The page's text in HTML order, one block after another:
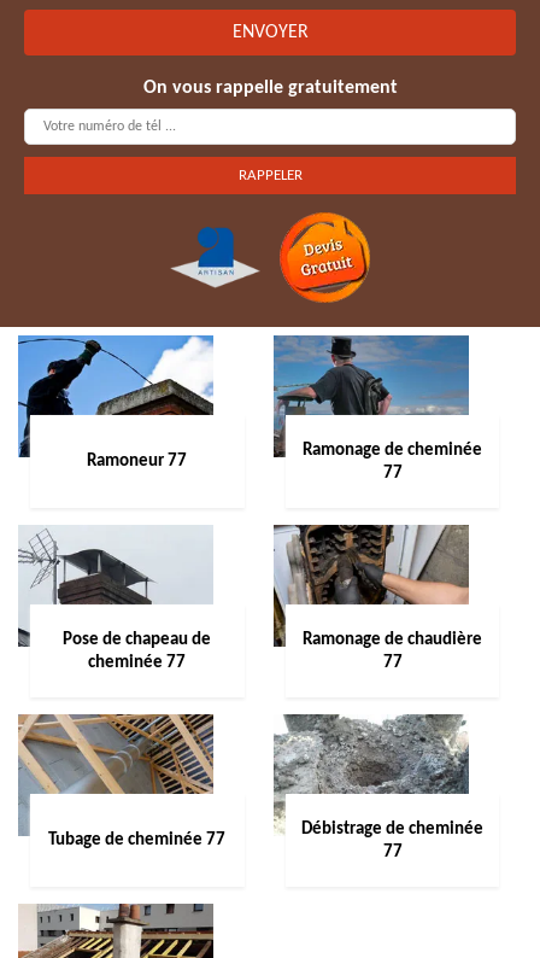
On vous rappelle gratuitement
Ramoneur 77
Ramonage de cheminée
77
Pose de chapeau de
cheminée 77
Ramonage de chaudière
77
Tubage de cheminée 77
Débistrage de cheminée
77